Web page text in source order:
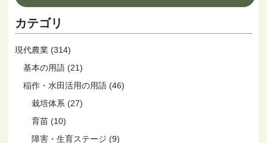
カテゴリ
現代農業 (314)
基本の用語 (21)
稲作・水田活用の用語 (46)
栽培体系 (27)
育苗 (10)
障害・生育ステージ (9)